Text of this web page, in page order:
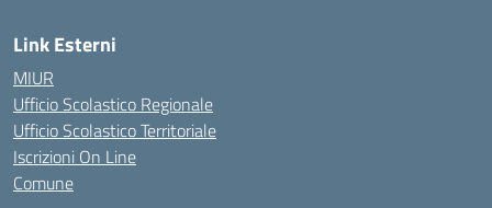
Link Esterni
MIUR
Ufficio Scolastico Regionale
Ufficio Scolastico Territoriale
Iscrizioni On Line
Comune